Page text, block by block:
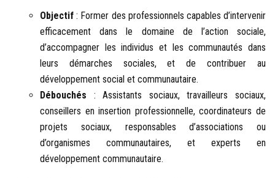
Objectif : Former des professionnels capables d’intervenir
efficacement dans le domaine de l’action sociale,
d’accompagner les individus et les communautés dans
leurs démarches sociales, et de contribuer au
développement social et communautaire.
Débouchés : Assistants sociaux, travailleurs sociaux,
conseillers en insertion professionnelle, coordinateurs de
projets sociaux, responsables d’associations ou
d’organismes communautaires, et experts en
développement communautaire.